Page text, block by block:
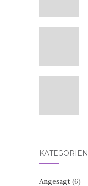
KATEGORIEN
Angesagt (6)